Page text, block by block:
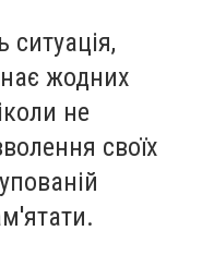
жодних
не
своїх